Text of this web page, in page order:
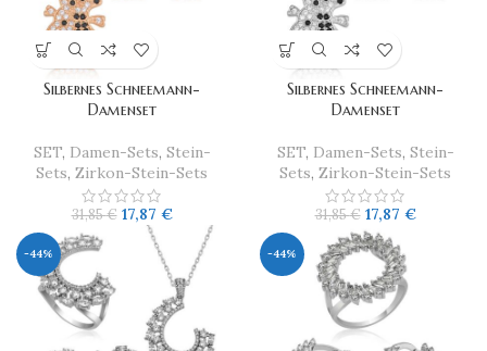
Silbernes Schneemann-
Damenset
SET, Damen-Sets, Stein-
Sets, Zirkon-Stein-Sets
31,85€ 17,87 €
Silbernes Schneemann-
Damenset
SET, Damen-Sets, Stein-
Sets, Zirkon-Stein-Sets
31,85€ 17,87 €
-44% -44%